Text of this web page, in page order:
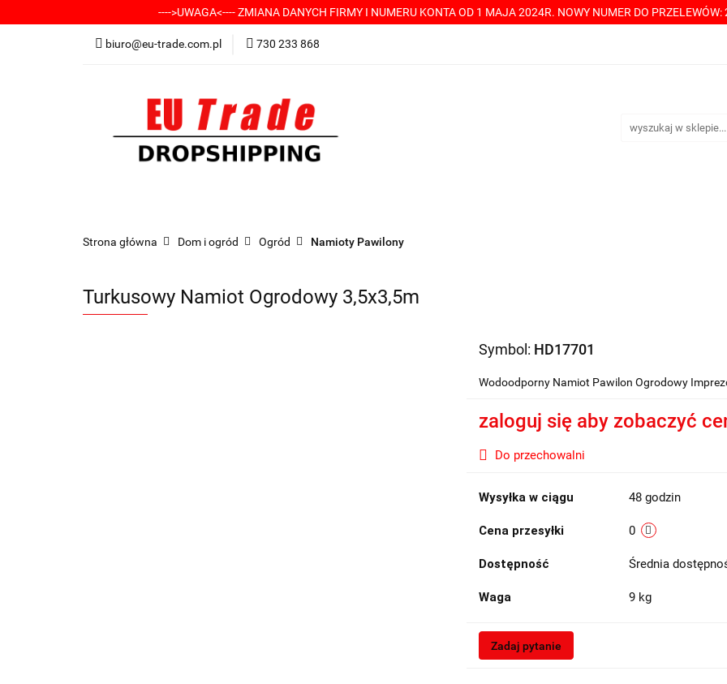
---->UWAGA<---- ZMIANA DANYCH FIRMY I NUMERU KONTA OD 1 MAJA 2024R. NOWY NUMER DO
biuro@eu-trade.com.pl 730 233 868
KATEGORIE -----> CHCESZ Z NAMI WSPÓŁPRACOWAĆ? PRZECZYTAJ! <-----
Strona główna Dom i ogród Ogród Namioty Pawilony
Turkusowy Namiot Ogrodowy 3,5x3,5m
Symbol: HD17701
Wodoodporny Namiot Pawilon Ogrodowy
zaloguj się aby zobaczyć
Do przechowalni
Wysyłka w ciągu 48 godzin
Cena przesyłki 0
Dostępność Średnia
Waga 9 kg
Zadaj pytanie